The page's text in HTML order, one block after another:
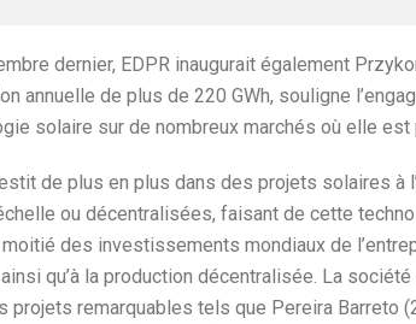
dernier, EDPR inaugurait également
annuelle de plus de 220 GWh, souligne
solaire sur de nombreux marchés où elle est
de plus en plus dans des projets solaires à
ou décentralisées, faisant de cette
des investissements mondiaux de
qu’à la production décentralisée. La
projets remarquables tels que Pereira Barreto